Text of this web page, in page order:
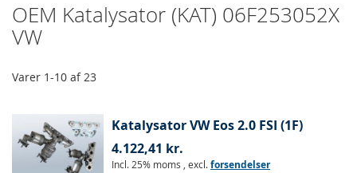
OEM Katalysator (KAT) 06F253052X
VW
Varer 1-10 af23
Katalysator VW Eos 2.0 FSI (1F)
4.122,41 kr.
Incl. 25% moms , excl.forsendelser